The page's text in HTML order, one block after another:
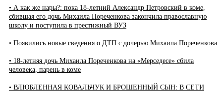
• А как же нары?: пока 18-летний Александр Петровский в коме,
сбившая его дочь Михаила Пореченкова закончила православную
школу и поступила в престижный ВУЗ
• Появились новые сведения о ДТП с дочерью Михаила Пореченкова
• 18-летняя дочь Михаила Пореченкова на «Мерседесе» сбила
человека, парень в коме
• ВЛЮБЛЕННАЯ КОВАЛЬЧУК И БРОШЕННЫЙ СЫН: В СЕТИ